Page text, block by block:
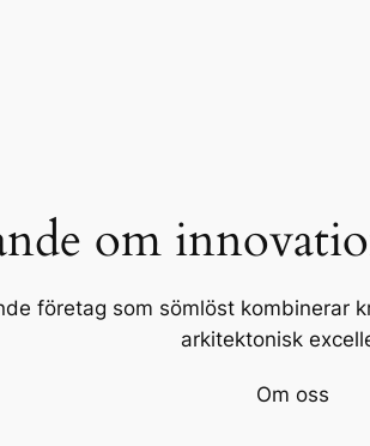
om
företag som sömlöst kombinerar
arkitektonisk
Om oss